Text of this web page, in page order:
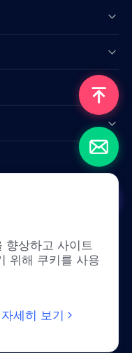
향상하고 사이트
위해 쿠키를 사용
자세히 보기
한국인
말 감사합니다!